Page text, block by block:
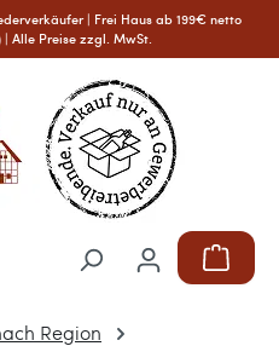
| Frei Haus ab 199€ netto
Alle Preise zzgl. MwSt.
Region